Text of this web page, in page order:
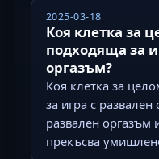
2025-03-18
Коя клетка за
подходяща за
оргазъм?
Коя клетка за
за игра с развален
развален оргазъм
прекъсва